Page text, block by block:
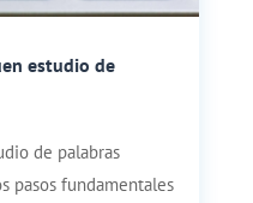
estudio de
de palabras
pasos fundamentales